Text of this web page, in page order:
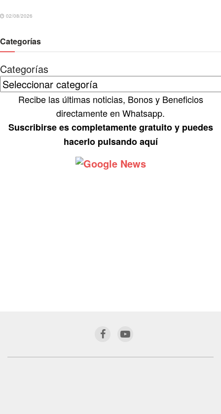
02/08/2026
Categorías
Categorías
Recibe las últimas noticias, Bonos y Beneficios
directamente en Whatsapp.
Suscribirse es completamente gratuito y puedes
hacerlo pulsando aquí